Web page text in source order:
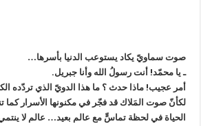
صوت سماويّ يكاد يستوعب الدنيا بأسرها…
ـ يا محمّد! أنت رسولُ الله وأنا جبريل.
أمر عجيب! ماذا حدث ؟ ما هذا الدويّ الذي تردّده
لكأنّ صوت المَلاك قد فجّر في مكنونها الأسرار كما
الحياة في لحظة تماسٍّ مع عالم بعيد… عالم لا